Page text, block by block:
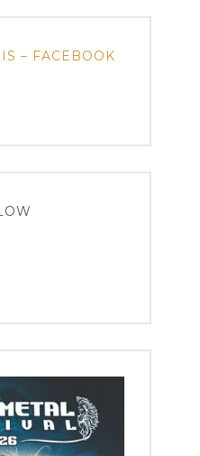
– FACEBOOK